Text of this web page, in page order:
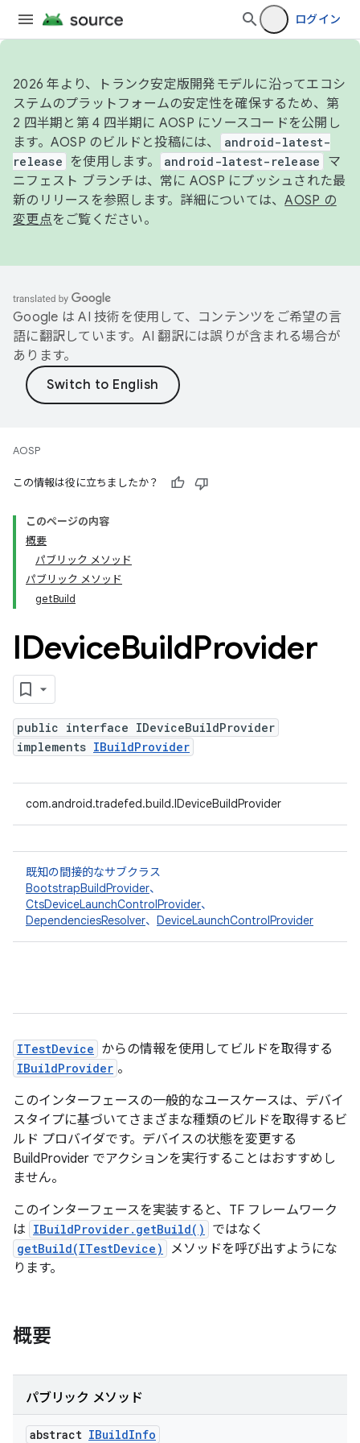
ログイン
2026 年より、トランク安定版開発モデルに沿ってエコシ
ステムのプラットフォームの安定性を確保するため、第
2 四半期と第 4 四半期に AOSP にソースコードを公開し
ます。AOSP のビルドと投稿には、
android-latest-
release
を使用します。 android-latest-release
マ
ニフェスト ブランチは、常に AOSP にプッシュされた最
新のリリースを参照します。詳細については、AOSP の
変更点をご覧ください。
Google は AI 技術を使用して、コンテンツをご希望の言
語に翻訳しています。AI 翻訳には誤りが含まれる場合が
あります。
AOSP
この情報は役に立ちましたか？
このページの内容
概要
パブリック メソッド
パブリック メソッド
getBuild
IDeviceBuildProvider
public interface IDeviceBuildProvider
implements IBuildProvider
com.android.tradefed.build.IDeviceBuildProvider
既知の間接的なサブクラス
BootstrapBuildProvider、
CtsDeviceLaunchControlProvider、
DependenciesResolver、 DeviceLaunchControlProvider
ITestDevice からの情報を使用してビルドを取得する
IBuildProvider 。
このインターフェースの一般的なユースケースは、デバイ
スタイプに基づいてさまざまな種類のビルドを取得するビ
ルド プロバイダです。デバイスの状態を変更する
BuildProvider でアクションを実行することはおすすめし
ません。
このインターフェースを実装すると、TF フレームワーク
は IBuildProvider.getBuild() ではなく
getBuild(ITestDevice)
メソッドを呼び出すようにな
ります。
概要
パブリック メソッド
abstract IBuildInfo